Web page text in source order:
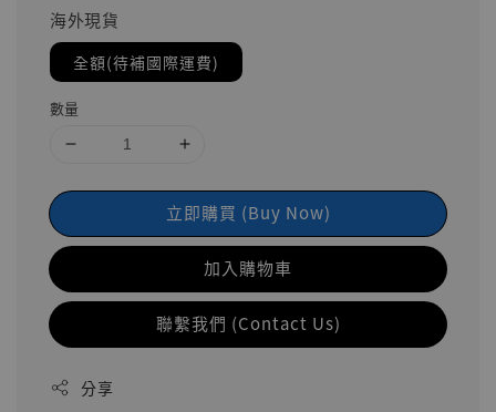
海外現貨
全額(待補國際運費)
數量
立即購買 (Buy Now)
加入購物車
聯繫我們 (Contact Us)
分享